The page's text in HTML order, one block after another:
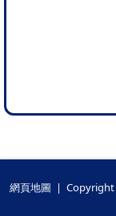
網頁地圖 | Copyright